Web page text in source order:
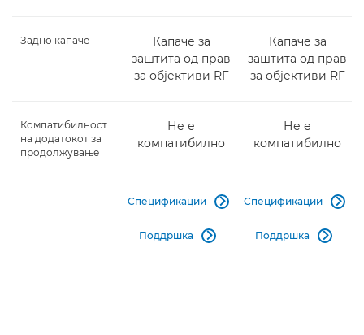
Задно капаче
Капаче за
заштита од прав
за објективи RF
Капаче за
заштита од прав
за објективи RF
Компатибилност
на додатокот за
продолжување
Не е
компатибилно
Не е
компатибилно
Спецификации 
Поддршка 
Спецификации 
Поддршка 